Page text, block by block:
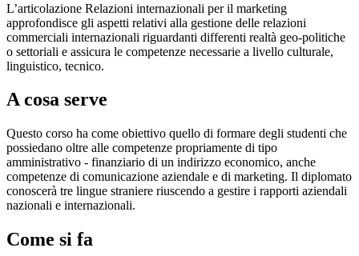
L’articolazione Relazioni internazionali per il marketing
approfondisce gli aspetti relativi alla gestione delle relazioni
commerciali internazionali riguardanti differenti realtà geo-politiche
o settoriali e assicura le competenze necessarie a livello culturale,
linguistico, tecnico.
A cosa serve
Questo corso ha come obiettivo quello di formare degli studenti che
possiedano oltre alle competenze propriamente di tipo
amministrativo - finanziario di un indirizzo economico, anche
competenze di comunicazione aziendale e di marketing. Il diplomato
conoscerà tre lingue straniere riuscendo a gestire i rapporti aziendali
nazionali e internazionali.
Come si fa